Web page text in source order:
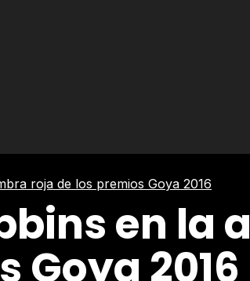
roja de los premios Goya 2016
en la
Goya 2016